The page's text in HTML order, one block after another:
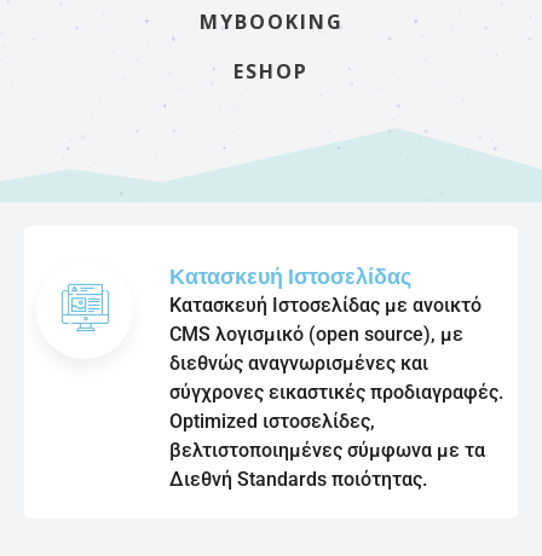
MYBOOKING
ESHOP
Κατασκευή Ιστοσελίδας
Κατασκευή Ιστοσελίδας με ανοικτό
CMS λογισμικό (open source), με
διεθνώς αναγνωρισμένες και
σύγχρονες εικαστικές προδιαγραφές.
Optimized ιστοσελίδες,
βελτιστοποιημένες σύμφωνα με τα
Διεθνή Standards ποιότητας.